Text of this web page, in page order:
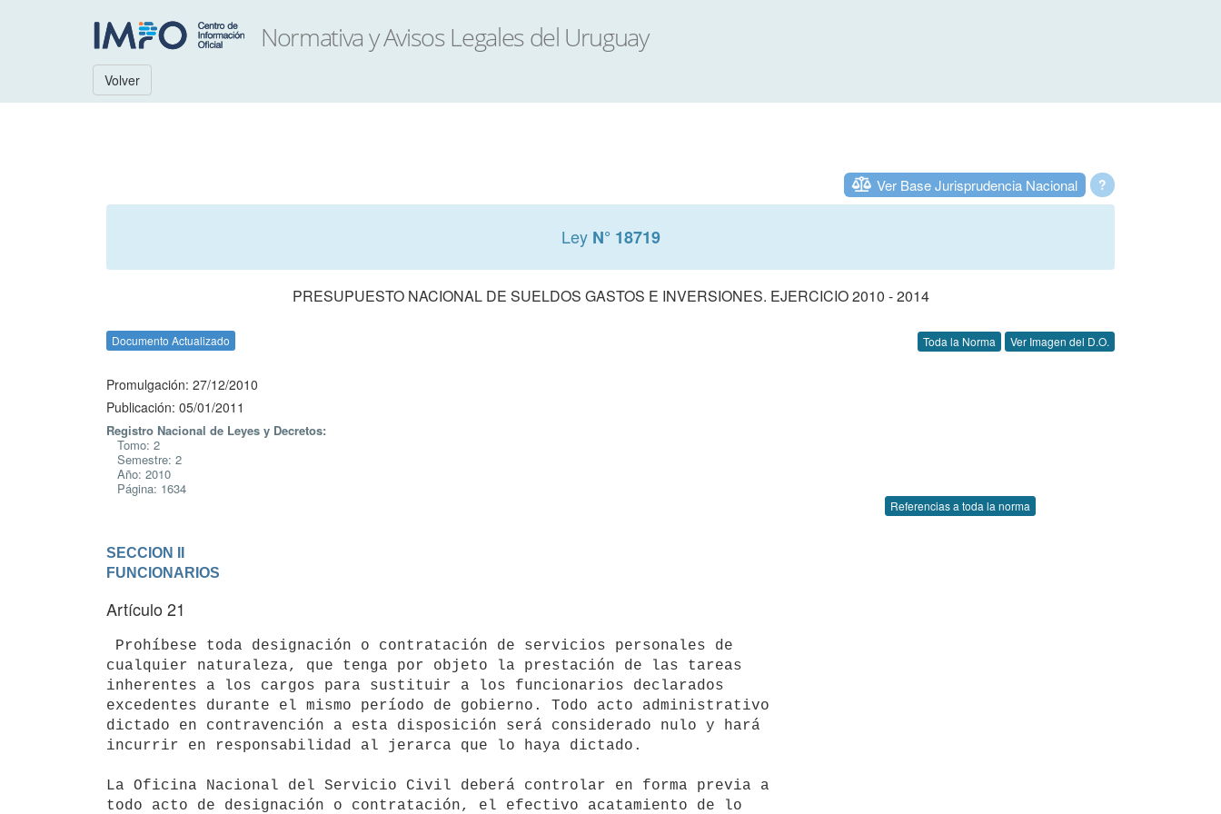
Volver
?
Ver Base Jurisprudencia Nacional
Ley N° 18719
PRESUPUESTO NACIONAL DE SUELDOS GASTOS E INVERSIONES. EJERCICIO 2010 - 2014
Documento Actualizado Toda la Norma Ver Imagen del D.O.
Promulgación: 27/12/2010
Publicación: 05/01/2011
Registro Nacional de Leyes y Decretos:
Tomo: 2
Semestre: 2
Año: 2010
Página: 1634
Referencias a toda la norma
SECCION II
FUNCIONARIOS
Artículo 21
cualquier naturaleza, que tenga por objeto la prestación de las tareas
inherentes a los cargos para sustituir a los funcionarios declarados
excedentes durante el mismo período de gobierno. Todo acto administrativo
dictado en contravención a esta disposición será considerado nulo y hará
incurrir en responsabilidad al jerarca que lo haya dictado.
La Oficina Nacional del Servicio Civil deberá controlar en forma previa a
todo acto de designación o contratación, el efectivo acatamiento de lo